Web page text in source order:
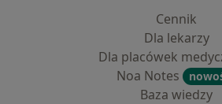
Cennik
Dla lekarzy
Dla placówek
Noa Notes
Baza wiedzy